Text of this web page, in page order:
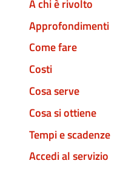
A chi è rivolto
Approfondimenti
Come fare
Costi
Cosa serve
Cosa si ottiene
Tempi e scadenze
Accedi al servizio